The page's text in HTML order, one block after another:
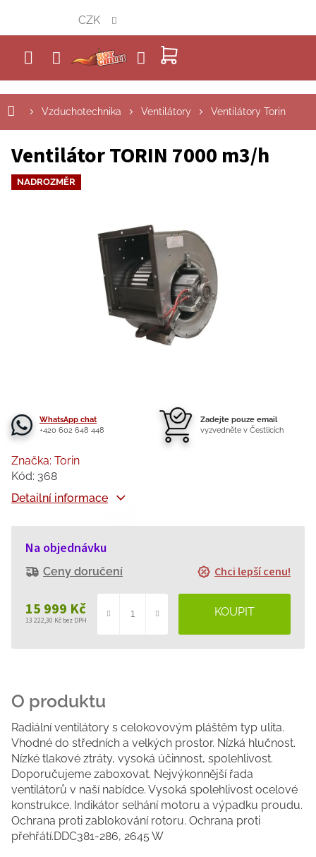
obsah
NÁKUPNÍ
KOŠÍK
CZK
Vzduchotechnika Ventilátory Ventilátory Torin
Ventilátor TORIN 7000 m3/h
NADROZMĚR
WhatsApp chat
+420 602 648 448
Zadejte pouze email
vyzvedněte v Čestlicích
15 999 Kč
13 222,30 Kč bez DPH
cena:
Na objednávku
Ceny doručení Chci lepší cenu!
Detailní informace
Značka: Torin
Kód: 368
Radiální ventilátory s celokovovým pláštěm typ ulita.
Vhodné do středních a velkých prostor. Nízká hlučnost.
Nízké tlakové ztráty, vysoká účinnost, spolehlivost.
Doporučujeme zaboxovat. Nejvýkonnější řada
ventilátorů v naší nabídce. Vysoká spolehlivost ocelové
konstrukce. Indikátor selhání motoru a výpadku proudu.
Ochrana proti zablokování rotoru. Ochrana proti
přehřátí.DDC381-286, 2645 W